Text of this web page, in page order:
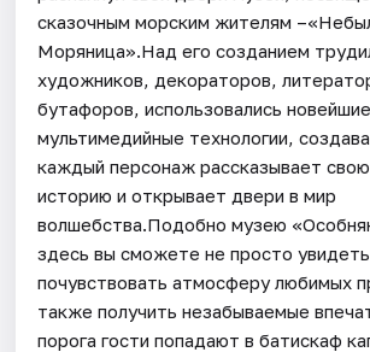
сказочным морским жителям
Моряница».Над его созданием
художников, декораторов,
бутафоров, использовались новейшие
мультимедийные технологии,
каждый персонаж рассказывает
историю и открывает двери в мир
волшебства.Подобно музею
здесь вы сможете не просто
почувствовать атмосферу любимых
также получить незабываемые
порога гости попадают в батискаф